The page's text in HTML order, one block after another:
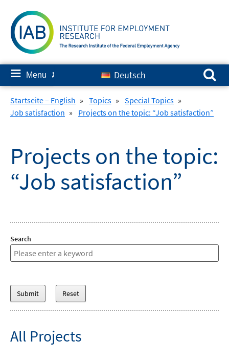
content
≡ Menu ✘ Deutsch
Search for:
Startseite – English » Topics » Special Topics »
Job satisfaction » Projects on the topic: “Job satisfaction”
Projects on the topic:
“Job satisfaction”
Search
All Projects